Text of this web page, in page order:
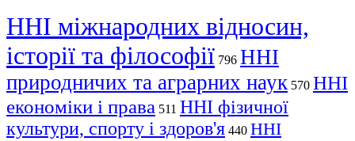
ННІ міжнародних відносин,
історії та філософії 796 ННІ
природничих та аграрних наук 570 ННІ
економіки і права 511 ННІ фізичної
культури, спорту і здоров'я 440 ННІ